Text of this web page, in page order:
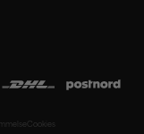
Cookies